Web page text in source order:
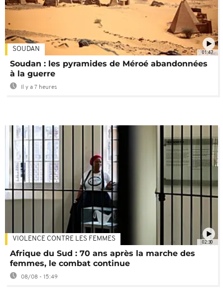
01:47
SOUDAN
Soudan : les pyramides de Méroé abandonnées
à la guerre
Il y a 7 heures
02:30
VIOLENCE CONTRE LES FEMMES
Afrique du Sud : 70 ans après la marche des
femmes, le combat continue
08/08 - 15:49